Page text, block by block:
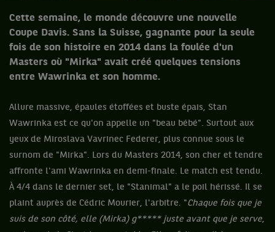
Cette semaine, le monde découvre une nouvelle
Coupe Davis. Sans la Suisse, gagnante pour la seule
fois de son histoire en 2014 dans la foulée d'un
Masters où "Mirka" avait créé quelques tensions
entre Wawrinka et son homme.
Allure massive, épaules étoffées et buste épais, Stan
Wawrinka est ce qu'on appelle un "beau bébé". Surtout aux
yeux de Miroslava Vavrinec Federer, plus connue sous le
surnom de "Mirka". Lors du Masters 2014, son cher et tendre
affronte l'ami Wawrinka en demi-finale. Le match est tendu.
À 4/4 dans le dernier set, le "Stanimal" a le poil hérissé. Il se
plaint auprès de Cédric Mourier, l'arbitre. "Chaque fois que je
suis de son côté, elle (Mirka) g***** juste avant que je serve,